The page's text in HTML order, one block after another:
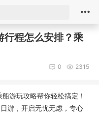
行程怎么安排？乘
2315
0
船游玩攻略帮你轻松搞定！
游，开启无忧无虑，专心